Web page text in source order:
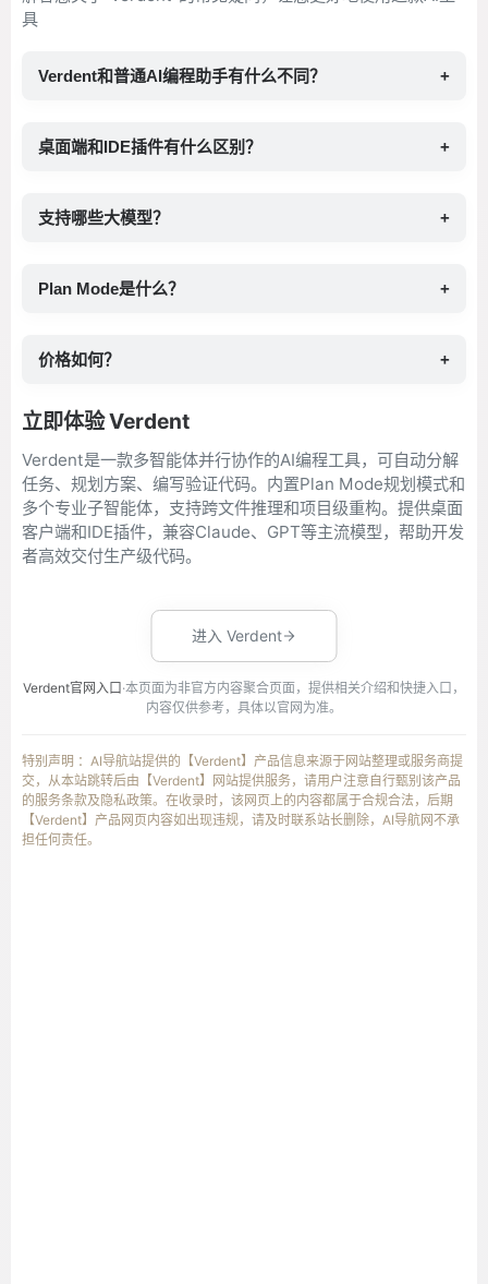
具
Verdent和普通AI编程助手有什么不同？ +
桌面端和IDE插件有什么区别？ +
支持哪些大模型？ +
Plan Mode是什么？ +
价格如何？ +
立即体验 Verdent
Verdent是一款多智能体并行协作的AI编程工具，可自动分解
任务、规划方案、编写验证代码。内置Plan Mode规划模式和
多个专业子智能体，支持跨文件推理和项目级重构。提供桌面
客户端和IDE插件，兼容Claude、GPT等主流模型，帮助开发
者高效交付生产级代码。
进入 Verdent
Verdent官网入口 ·本页面为非官方内容聚合页面，提供相关介绍和快捷入口，
内容仅供参考，具体以官网为准。
特别声明 ：AI导航站提供的【Verdent】产品信息来源于网站整理或服务商提
交，从本站跳转后由【Verdent】网站提供服务，请用户注意自行甄别该产品
的服务条款及隐私政策。在收录时，该网页上的内容都属于合规合法，后期
【Verdent】产品网页内容如出现违规，请及时联系站长删除，AI导航网不承
担任何责任。